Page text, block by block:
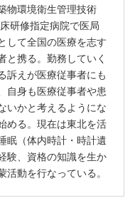
物環境衛生管理技術
研修指定病院で医局
して全国の医療を志す
と携る。勤務していく
訴えが医療従事者にも
自身も医療従事者や患
いかと考えるようにな
める。現在は東北を活
眠（体内時計・時計遺
験、資格の知識を生か
活動を行なっている。